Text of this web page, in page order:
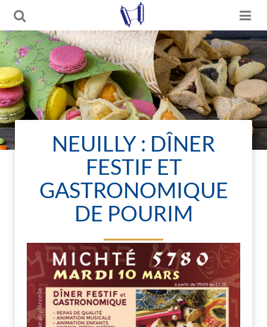
NEUILLY : DÎNER
FESTIF ET
GASTRONOMIQUE
DE POURIM